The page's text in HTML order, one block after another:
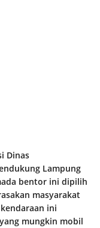
Dinas
Lampung
bentor ini dipilih
masyarakat
ini
mungkin mobil